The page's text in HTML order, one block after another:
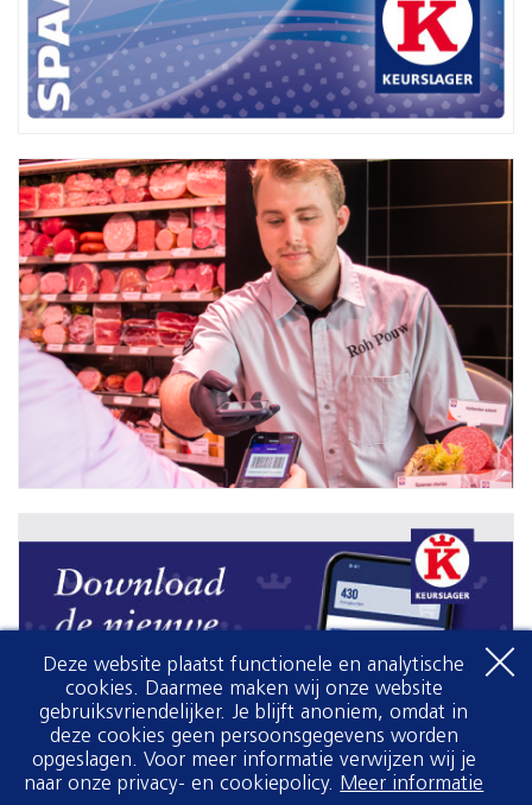
Deze website plaatst functionele en analytische
cookies. Daarmee maken wij onze website
gebruiksvriendelijker. Je blijft anoniem, omdat in
deze cookies geen persoonsgegevens worden
opgeslagen. Voor meer informatie verwijzen wij je
naar onze privacy- en cookiepolicy. Meer informatie